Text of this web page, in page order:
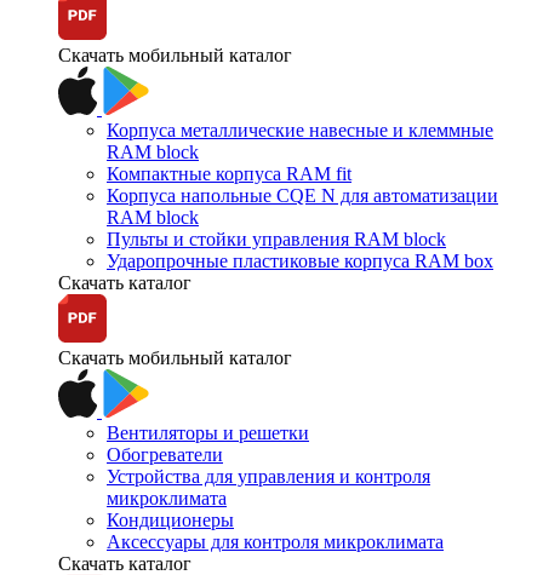
Скачать мобильный каталог
Корпуса металлические навесные и клеммные
RAM block
Компактные корпуса RAM fit
Корпуса напольные CQE N для автоматизации
RAM block
Пульты и стойки управления RAM block
Ударопрочные пластиковые корпуса RAM box
Скачать каталог
Скачать мобильный каталог
Вентиляторы и решетки
Обогреватели
Устройства для управления и контроля
микроклимата
Кондиционеры
Аксессуары для контроля микроклимата
Скачать каталог